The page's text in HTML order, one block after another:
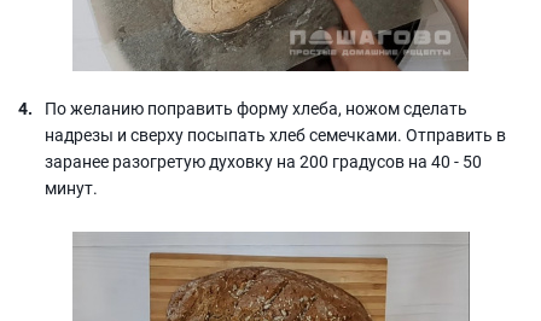
По желанию поправить форму хлеба, ножом сделать
надрезы и сверху посыпать хлеб семечками. Отправить в
заранее разогретую духовку на 200 градусов на 40 - 50
минут.